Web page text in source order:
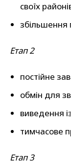
своїх
збільшення
Етап 2
постійне
обмін для
виведення
тимчасове
Етап 3